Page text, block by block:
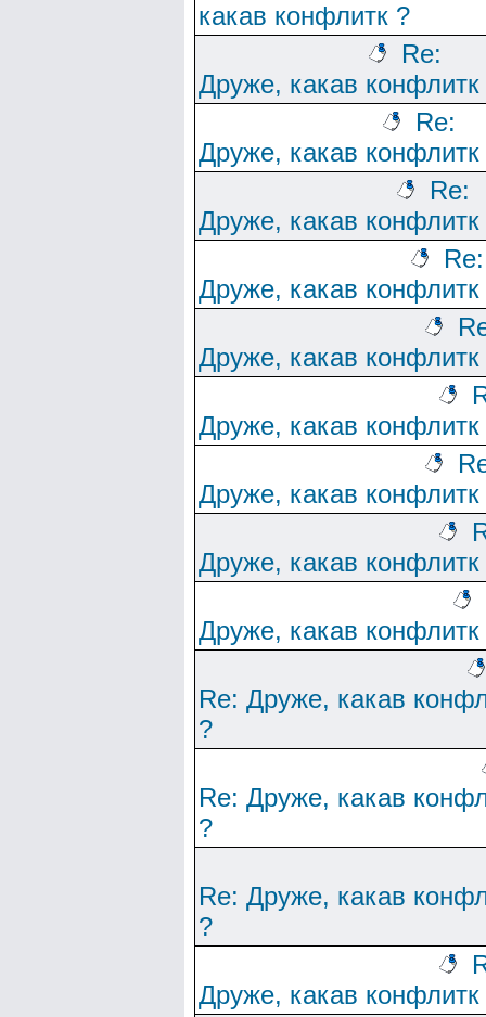
какав конфлитк ?
Re:
Друже, какав конфлитк
Re:
Друже, какав конфлитк
Re:
Друже, какав конфлитк
Re:
Друже, какав конфлитк
Друже, какав конфлитк
Друже, какав конфлитк
Друже, какав конфлитк
Друже, какав конфлитк
Друже, какав конфлитк
Re: Друже, какав
?
Re: Друже, какав
?
Re: Друже, какав
?
Друже, какав конфлитк